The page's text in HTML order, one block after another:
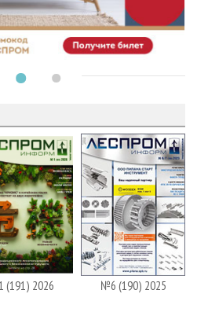
(191) 2026 №6 (190) 2025